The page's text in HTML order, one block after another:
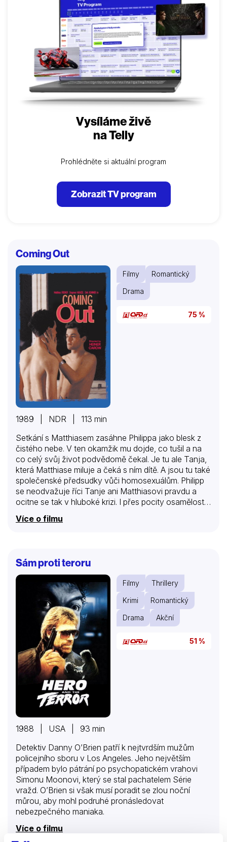
Vysíláme živě
na Telly
Prohlédněte si aktuální program
Zobrazit TV program
Coming Out
Filmy
Romantický
Drama
75 %
1989 | NDR | 113 min
Setkání s Matthiasem zasáhne Philippa jako blesk z
čistého nebe. V ten okamžik mu dojde, co tušil a na
co celý svůj život podvědomě čekal. Je tu ale Tanja,
která Matthiase miluje a čeká s ním dítě. A jsou tu také
společenské předsudky vůči homosexuálům. Philipp
se neodvažuje říci Tanje ani Matthiasovi pravdu a
ocitne se tak v hluboké krizi. I přes pocity osamělosti
a zmatenosti si stále zřetelněji uvědomuje, že pro něj
neexistuje žádná jiná možnost než ztotožnit se sám
natočit citlivý milostný příběh jako obhajobu
tolerance.(Das Filmfest)
Více o filmu
Sám proti teroru
Filmy
Thrillery
Krimi
Romantický
Drama
Akční
51 %
1988 | USA | 93 min
Detektiv Danny O’Brien patří k nejtvrdším mužům
policejního sboru v Los Angeles. Jeho největším
případem bylo pátrání po psychopatickém vrahovi
Simonu Moonovi, který se stal pachatelem Série
vražd. O’Brien si však musí poradit se zlou noční
můrou, aby mohl podruhé pronásledovat
nebezpečného maniaka.
Více o filmu